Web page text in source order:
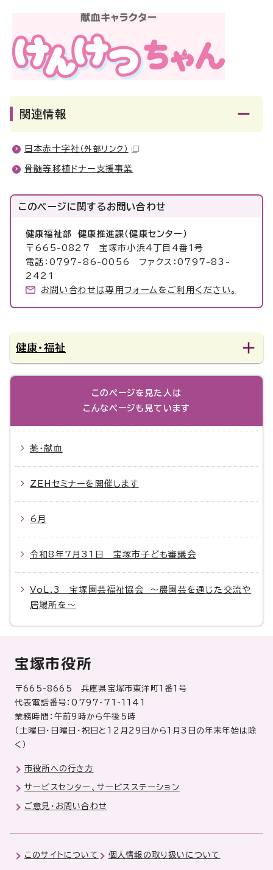
関連情報
日本赤十字社 （外部リンク）
骨髄等移植ドナー支援事業
このページに関するお問い合わせ
健康福祉部 健康推進課（健康センター）
〒665-0827 宝塚市小浜4丁目4番1号
電話：0797-86-0056 ファクス：0797-83-
2421
お問い合わせは専用フォームをご利用ください。
健康・福祉
このページを見た人は
こんなページも見ています
薬・献血
ZEHセミナーを開催します
6月
令和8年7月31日 宝塚市子ども審議会
VoL.3 宝塚園芸福祉協会 ～農園芸を通じた交流や
居場所を～
宝塚市役所
〒665-8665 兵庫県宝塚市東洋町1番1号
代表電話番号：0797-71-1141
業務時間：午前9時から午後5時
（土曜日・日曜日・祝日と12月29日から1月3日の年末年始は除
く）
市役所への行き方
サービスセンター、サービスステーション
ご意見・お問い合わせ
このサイトについて 個人情報の取り扱いについて